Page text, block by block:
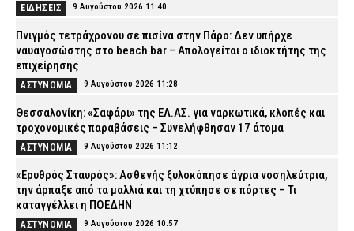
ΕΙΔΗΣΕΙΣ 9 Αυγούστου 2026 11:40
Πνιγμός τετράχρονου σε πισίνα στην Πάρο: Δεν υπήρχε
ναυαγοσώστης στο beach bar – Απολογείται ο ιδιοκτήτης της
επιχείρησης
ΑΣΤΥΝΟΜΙΑ 9 Αυγούστου 2026 11:28
Θεσσαλονίκη: «Σαφάρι» της ΕΛ.ΑΣ. για ναρκωτικά, κλοπές και
τροχονομικές παραβάσεις – Συνελήφθησαν 17 άτομα
ΑΣΤΥΝΟΜΙΑ 9 Αυγούστου 2026 11:12
«Ερυθρός Σταυρός»: Ασθενής ξυλοκόπησε άγρια νοσηλεύτρια,
την άρπαξε από τα μαλλιά και τη χτύπησε σε πόρτες – Τι
καταγγέλλει η ΠΟΕΔΗΝ
ΑΣΤΥΝΟΜΙΑ 9 Αυγούστου 2026 10:57